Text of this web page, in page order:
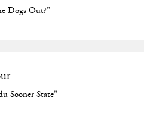
Dogs Out?"
Sooner State"